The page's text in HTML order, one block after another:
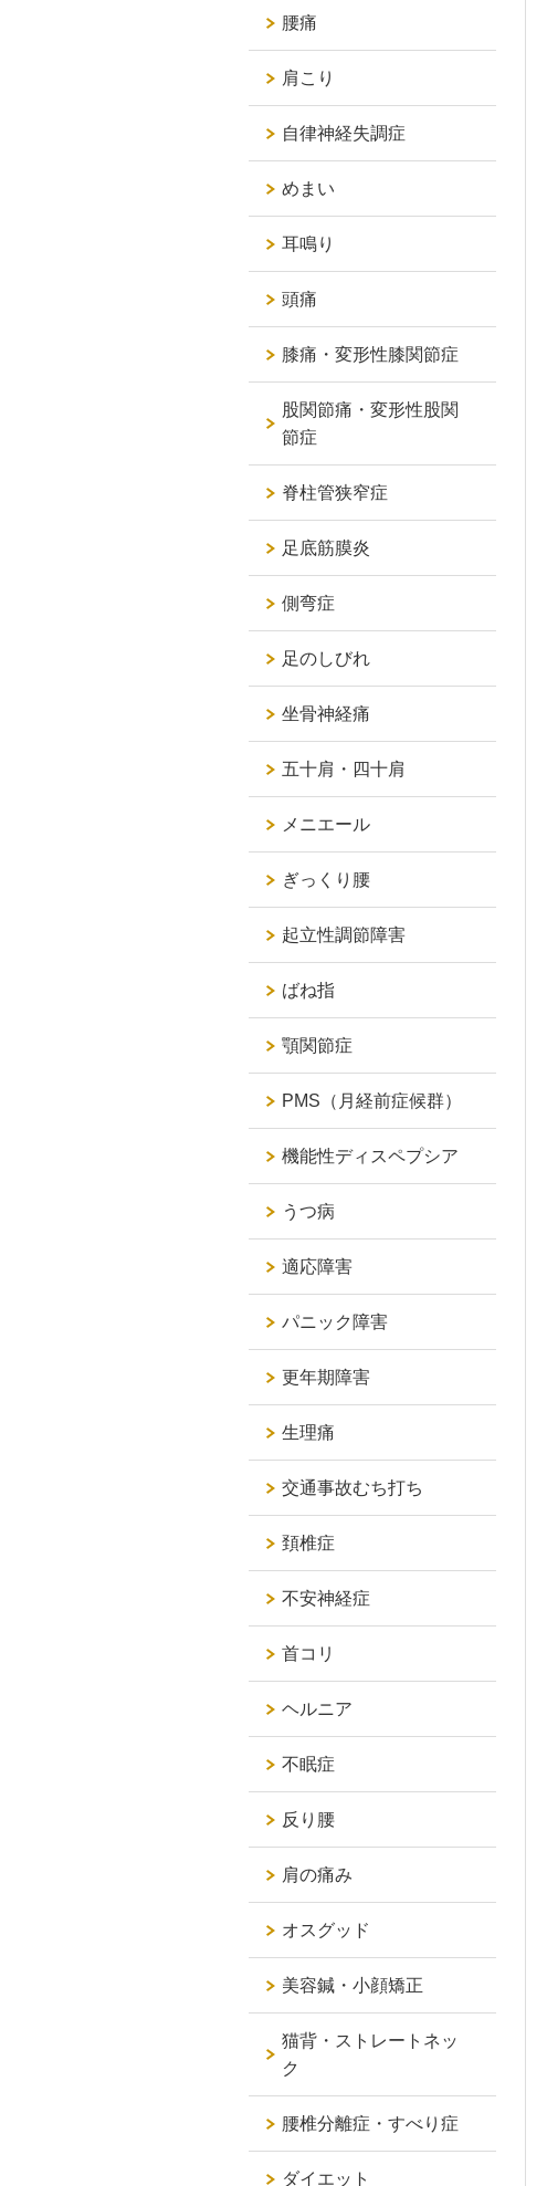
腰痛
肩こり
自律神経失調症
めまい
耳鳴り
頭痛
膝痛・変形性膝関節症
股関節痛・変形性股関
節症
脊柱管狭窄症
足底筋膜炎
側弯症
足のしびれ
坐骨神経痛
五十肩・四十肩
メニエール
ぎっくり腰
起立性調節障害
ばね指
顎関節症
PMS（月経前症候群）
機能性ディスペプシア
うつ病
適応障害
パニック障害
更年期障害
生理痛
交通事故むち打ち
頚椎症
不安神経症
首コリ
ヘルニア
不眠症
反り腰
肩の痛み
オスグッド
美容鍼・小顔矯正
猫背・ストレートネッ
ク
腰椎分離症・すべり症
ダイエット